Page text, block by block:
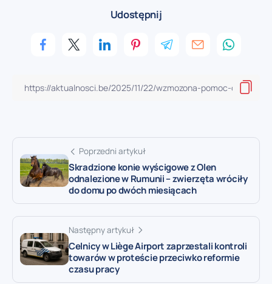
Udostępnij
Poprzedni artykuł
Skradzione konie wyścigowe z Olen
odnalezione w Rumunii – zwierzęta wróciły
do domu po dwóch miesiącach
Następny artykuł
Celnicy w Liège Airport zaprzestali kontroli
towarów w proteście przeciwko reformie
czasu pracy